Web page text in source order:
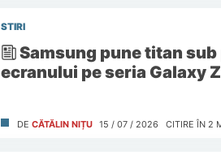
STIRI
Samsung pune titan
ecranului pe seria Galaxy
DE CĂTĂLIN NIȚU 15 / 07 / 2026 CITIRE ÎN 2